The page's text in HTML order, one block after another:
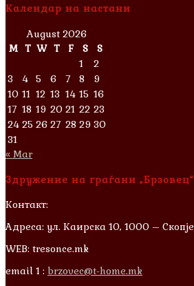
Календар на настани
August 2026
M T W T F S
S
1
2
3
4 5 6 7 8
9
10 11 12 13 14 15 16
17 18 19 20 21 22 23
24 25 26 27 28 29 30
31
« Mar
Здружение на граѓани „Брзовец“
Контакт:
Адреса: ул. Каирска 10, 1000 – Скопје
WEB: tresonce.mk
email 1 : brzovec@t-home.mk